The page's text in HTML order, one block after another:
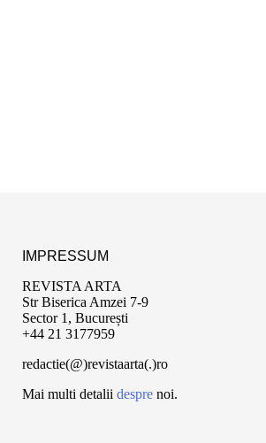
IMPRESSUM
REVISTA ARTA
Str Biserica Amzei 7-9
Sector 1, București
+44 21 3177959
redactie(@)revistaarta(.)ro
Mai multi detalii despre noi.